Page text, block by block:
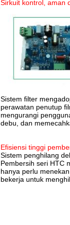
Sirkuit kontrol, aman
Sistem filter
perawatan penutup
mengurangi
debu, dan
Efisiensi tinggi
Sistem penghilang
Pembersih seri HTC
hanya perlu
bekerja untuk